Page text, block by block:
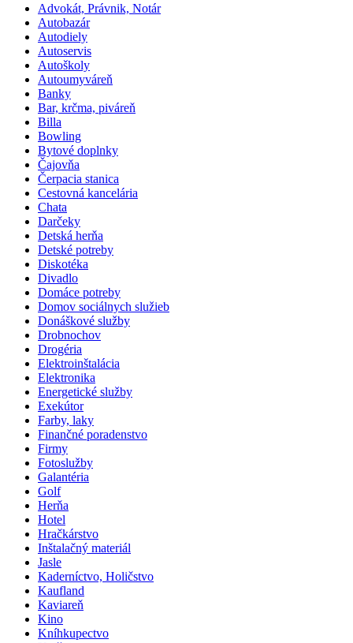
Advokát, Právnik, Notár
Autobazár
Autodiely
Autoservis
Autoškoly
Autoumyváreň
Banky
Bar, krčma, piváreň
Billa
Bowling
Bytové doplnky
Čajovňa
Čerpacia stanica
Cestovná kancelária
Chata
Darčeky
Detská herňa
Detské potreby
Diskotéka
Divadlo
Domáce potreby
Domov sociálnych služieb
Donáškové služby
Drobnochov
Drogéria
Elektroinštalácia
Elektronika
Energetické služby
Exekútor
Farby, laky
Finančné poradenstvo
Firmy
Fotoslužby
Galantéria
Golf
Herňa
Hotel
Hračkárstvo
Inštalačný materiál
Jasle
Kaderníctvo, Holičstvo
Kaufland
Kaviareň
Kino
Kníhkupectvo